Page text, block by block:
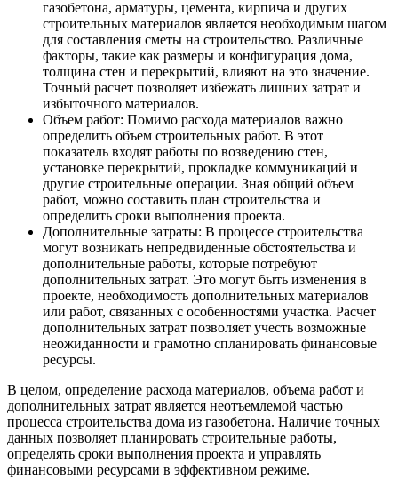
газобетона, арматуры, цемента, кирпича и других
строительных материалов является необходимым шагом
для составления сметы на строительство. Различные
факторы, такие как размеры и конфигурация дома,
толщина стен и перекрытий, влияют на это значение.
Точный расчет позволяет избежать лишних затрат и
избыточного материалов.
Объем работ: Помимо расхода материалов важно
определить объем строительных работ. В этот
показатель входят работы по возведению стен,
установке перекрытий, прокладке коммуникаций и
другие строительные операции. Зная общий объем
работ, можно составить план строительства и
определить сроки выполнения проекта.
Дополнительные затраты: В процессе строительства
могут возникать непредвиденные обстоятельства и
дополнительные работы, которые потребуют
дополнительных затрат. Это могут быть изменения в
проекте, необходимость дополнительных материалов
или работ, связанных с особенностями участка. Расчет
дополнительных затрат позволяет учесть возможные
неожиданности и грамотно спланировать финансовые
ресурсы.
В целом, определение расхода материалов, объема работ и
дополнительных затрат является неотъемлемой частью
процесса строительства дома из газобетона. Наличие точных
данных позволяет планировать строительные работы,
определять сроки выполнения проекта и управлять
финансовыми ресурсами в эффективном режиме.